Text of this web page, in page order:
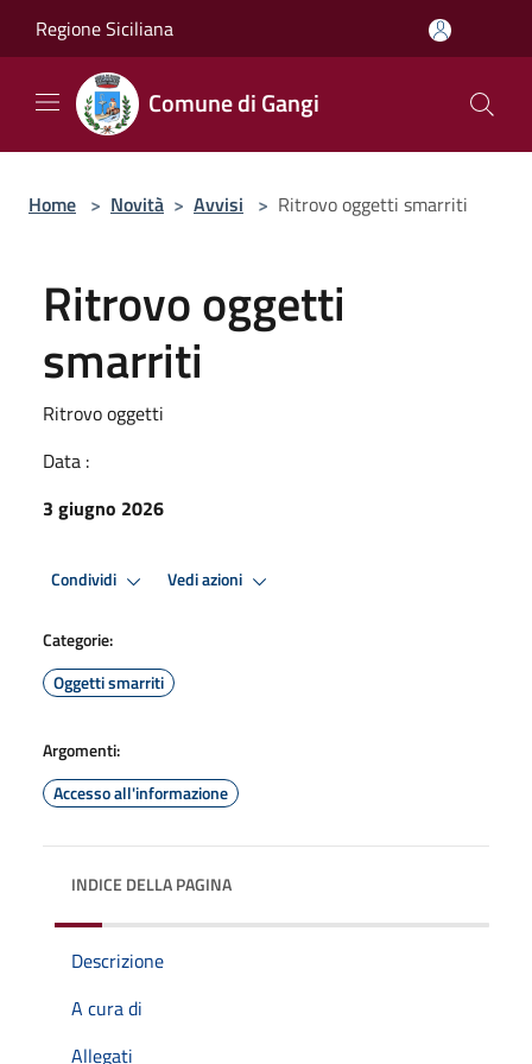
Regione Siciliana
Comune di Gangi
Home > Novità > Avvisi > Ritrovo oggetti smarriti
Ritrovo oggetti
smarriti
Ritrovo oggetti
Data :
3 giugno 2026
Condividi Vedi azioni
Categorie:
Oggetti smarriti
Argomenti:
Accesso all'informazione
INDICE DELLA PAGINA
Descrizione
A cura di
Allegati